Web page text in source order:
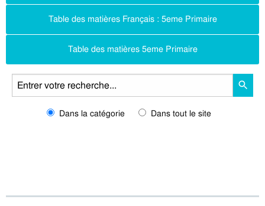
Table des matières Français : 5eme Primaire
Table des matières 5eme Primaire
Dans la catégorie Dans tout le site